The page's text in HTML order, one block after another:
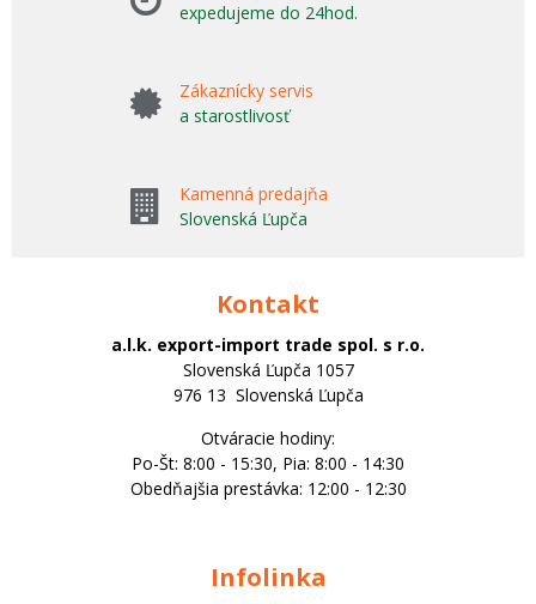
expedujeme do 24hod.
Zákaznícky servis
a starostlivosť
Kamenná predajňa
Slovenská Ľupča
Kontakt
a.l.k. export-import trade spol. s r.o.
Slovenská Ľupča 1057
976 13 Slovenská Ľupča
Otváracie hodiny:
Po-Št: 8:00 - 15:30, Pia: 8:00 - 14:30
Obedňajšia prestávka: 12:00 - 12:30
Infolinka